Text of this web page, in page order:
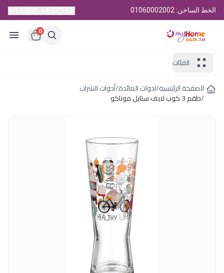
الخط الساخن: 01060002002
0
الفئات
الصفحة الرئيسية/ادوات المائدة/أدوات الشراب
/طقم 3 كوب لايف ستايل موناكو